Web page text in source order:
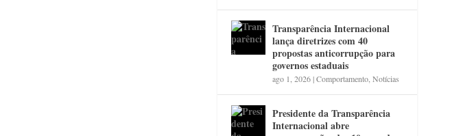
Transparência Internacional
lança diretrizes com 40
propostas anticorrupção para
governos estaduais
ago 1, 2026|Comportamento ,Notícias
Presidente da Transparência
Internacional abre